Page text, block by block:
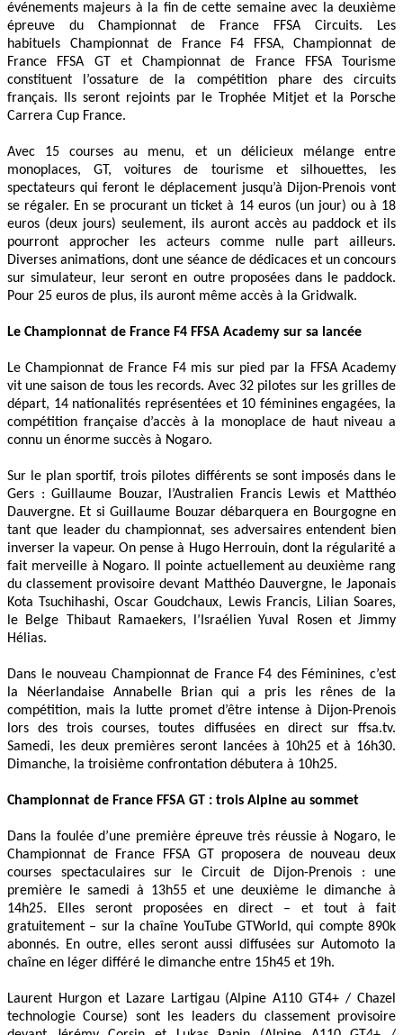
événements majeurs à la fin de cette semaine avec la deuxième
épreuve du Championnat de France FFSA Circuits. Les
habituels Championnat de France F4 FFSA, Championnat de
France FFSA GT et Championnat de France FFSA Tourisme
constituent l’ossature de la compétition phare des circuits
français. Ils seront rejoints par le Trophée Mitjet et la Porsche
Carrera Cup France.
Avec 15 courses au menu, et un délicieux mélange entre
monoplaces, GT, voitures de tourisme et silhouettes, les
spectateurs qui feront le déplacement jusqu’à Dijon-Prenois vont
se régaler. En se procurant un ticket à 14 euros (un jour) ou à 18
euros (deux jours) seulement, ils auront accès au paddock et ils
pourront approcher les acteurs comme nulle part ailleurs.
Diverses animations, dont une séance de dédicaces et un concours
sur simulateur, leur seront en outre proposées dans le paddock.
Pour 25 euros de plus, ils auront même accès à la Gridwalk.
Le Championnat de France F4 FFSA Academy sur sa lancée
Le Championnat de France F4 mis sur pied par la FFSA Academy
vit une saison de tous les records. Avec 32 pilotes sur les grilles de
départ, 14 nationalités représentées et 10 féminines engagées, la
compétition française d’accès à la monoplace de haut niveau a
connu un énorme succès à Nogaro.
Sur le plan sportif, trois pilotes différents se sont imposés dans le
Gers : Guillaume Bouzar, l’Australien Francis Lewis et Matthéo
Dauvergne. Et si Guillaume Bouzar débarquera en Bourgogne en
tant que leader du championnat, ses adversaires entendent bien
inverser la vapeur. On pense à Hugo Herrouin, dont la régularité a
fait merveille à Nogaro. Il pointe actuellement au deuxième rang
du classement provisoire devant Matthéo Dauvergne, le Japonais
Kota Tsuchihashi, Oscar Goudchaux, Lewis Francis, Lilian Soares,
le Belge Thibaut Ramaekers, l’Israélien Yuval Rosen et Jimmy
Hélias.
Dans le nouveau Championnat de France F4 des Féminines, c’est
la Néerlandaise Annabelle Brian qui a pris les rênes de la
compétition, mais la lutte promet d’être intense à Dijon-Prenois
lors des trois courses, toutes diffusées en direct sur ffsa.tv.
Samedi, les deux premières seront lancées à 10h25 et à 16h30.
Dimanche, la troisième confrontation débutera à 10h25.
Championnat de France FFSA GT : trois Alpine au sommet
Dans la foulée d’une première épreuve très réussie à Nogaro, le
Championnat de France FFSA GT proposera de nouveau deux
courses spectaculaires sur le Circuit de Dijon-Prenois : une
première le samedi à 13h55 et une deuxième le dimanche à
14h25. Elles seront proposées en direct – et tout à fait
gratuitement – sur la chaîne YouTube GTWorld, qui compte 890k
abonnés. En outre, elles seront aussi diffusées sur Automoto la
chaîne en léger différé le dimanche entre 15h45 et 19h.
Laurent Hurgon et Lazare Lartigau (Alpine A110 GT4+ / Chazel
technologie Course) sont les leaders du classement provisoire